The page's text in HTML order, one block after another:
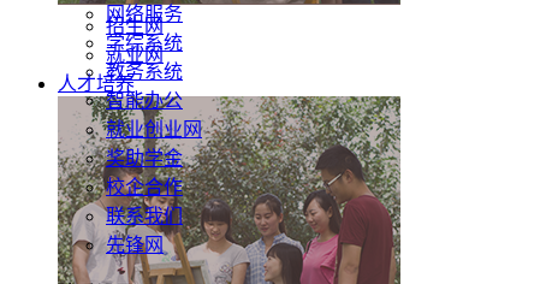
招生网
就业网
人才培养
网络服务
学综系统
教务系统
智能办公
就业创业网
奖助学金
校企合作
联系我们
先锋网